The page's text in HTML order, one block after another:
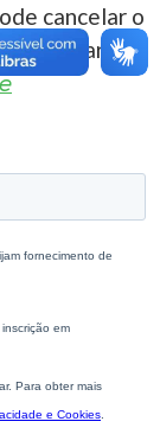
cancelar o
Para